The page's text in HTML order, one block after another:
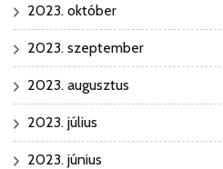
2023. október
2023. szeptember
2023. augusztus
2023. július
2023. június